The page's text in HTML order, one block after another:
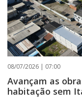
08/07/2026 | 07:00
Avançam as
habitação sem